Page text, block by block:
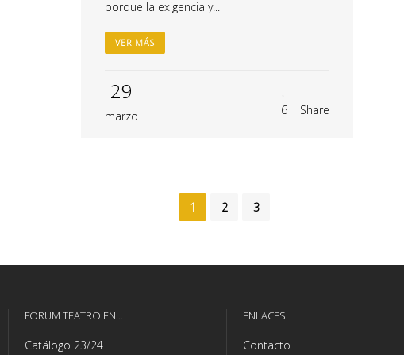
porque la exigencia y...
VER MÁS
29
marzo 6 Share
1 2 3
FORUM TEATRO EN…
Catálogo 23/24
ENLACES
Contacto